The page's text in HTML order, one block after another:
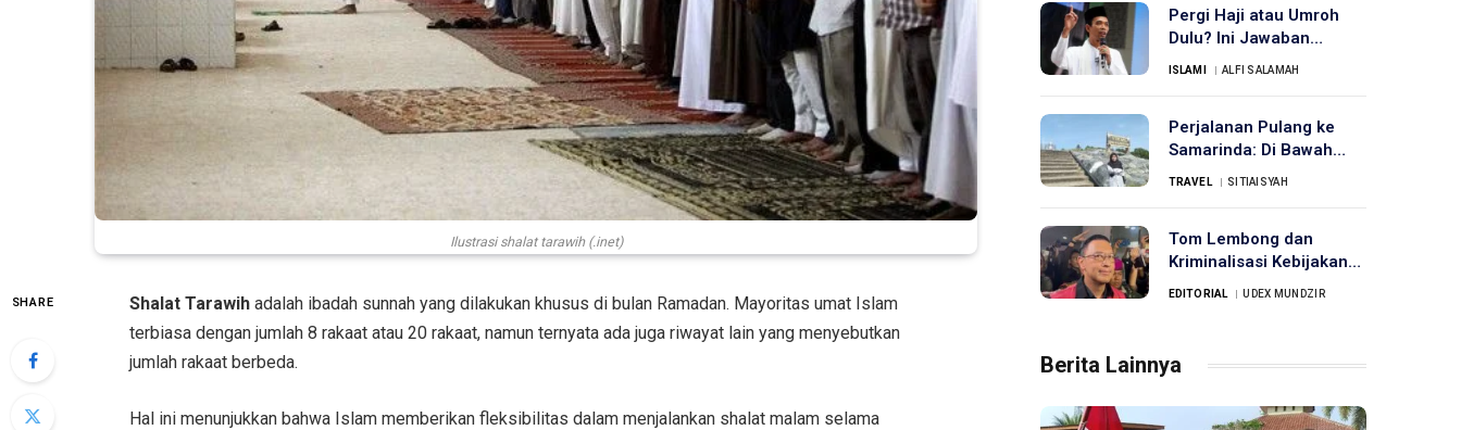
Ilustrasi shalat tarawih (.inet)
SHARE Shalat Tarawih adalah ibadah sunnah yang dilakukan khusus di bulan Ramadan. Mayoritas umat Islam
terbiasa dengan jumlah 8 rakaat atau 20 rakaat, namun ternyata ada juga riwayat lain yang menyebutkan
jumlah rakaat berbeda.
Hal ini menunjukkan bahwa Islam memberikan fleksibilitas dalam menjalankan shalat malam selama
Pergi Haji atau Umroh
Dulu? Ini Jawaban
Ustadz Abdul Somad
ISLAMI ALFI SALAMAH
Perjalanan Pulang ke
Samarinda: Di Bawah
Langit Bontang yang
TRAVEL SITIAISYAH
Tom Lembong dan
Kriminalisasi Kebijakan
Publik
EDITORIAL UDEX MUNDZIR
Berita Lainnya